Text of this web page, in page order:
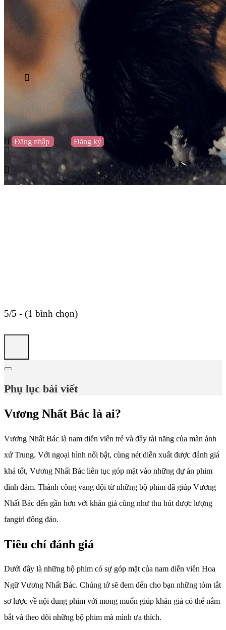
Vũng Tàu
Quy Nhơn
Thừa Thiên Huế
Blog
Sách / Truyện
Thương hiệu
Tạo thương hiệu
Đăng nhập
Đăng ký
Tạo thương hiệu
5/5 - (1 bình chọn)
Phụ lục bài viết
Vương Nhất Bác là ai?
Vương Nhất Bác là nam diễn viên trẻ và đầy tài năng của màn ảnh
xứ Trung. Với ngoại hình nổi bật, cùng nét diễn xuất được đánh giá
khá tốt, Vương Nhất Bác liên tục góp mặt vào những dự án phim
đình đám. Thành công vang dội từ những bộ phim đã giúp Vương
Nhất Bác đến gần hơn với khán giả cũng như thu hút được lượng
fangirl đông đảo.
Tiêu chí đánh giá
Dưới đây là những bộ phim có sự góp mặt của nam diễn viên Hoa
Ngữ Vương Nhất Bác. Chúng tớ sẽ đem đến cho bạn những tóm tắt
sơ lược về nội dung phim với mong muốn giúp khán giả có thể nắm
bắt và theo dõi những bộ phim mà mình ưa thích.